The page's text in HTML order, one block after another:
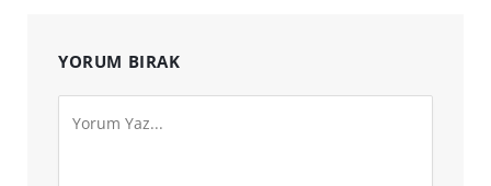
YORUM BIRAK